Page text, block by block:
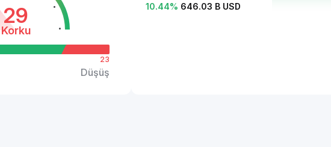
29
Korku
23
Düşüş
10.44% 646.03 B USD